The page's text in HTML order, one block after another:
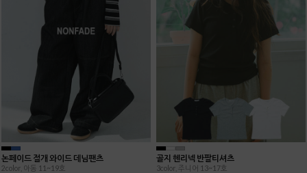
논페이드 절개 와이드 데님팬츠
2color, 아동 11~19호
골지 헨리넥 반팔티셔츠
3color, 주니어 13~17호